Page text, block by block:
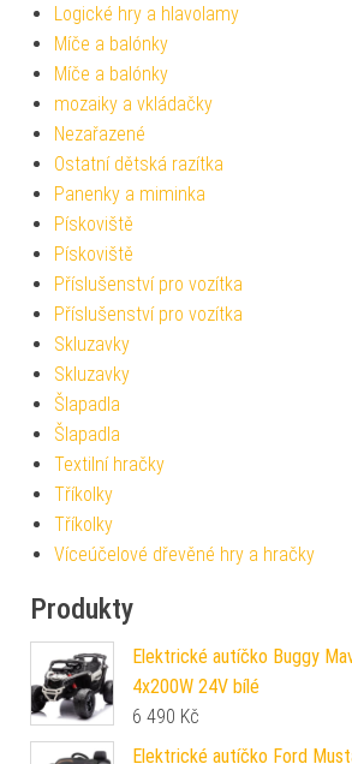
Logické hry a hlavolamy
Míče a balónky
Míče a balónky
mozaiky a vkládačky
Nezařazené
Ostatní dětská razítka
Panenky a miminka
Pískoviště
Pískoviště
Příslušenství pro vozítka
Příslušenství pro vozítka
Skluzavky
Skluzavky
Šlapadla
Šlapadla
Textilní hračky
Tříkolky
Tříkolky
Víceúčelové dřevěné hry a hračky
Produkty
Elektrické autíčko Buggy
4x200W 24V bílé
6 490 Kč
Elektrické autíčko Ford